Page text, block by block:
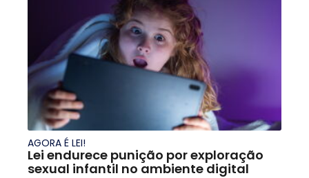
AGORA É LEI!
Lei endurece punição por exploração
sexual infantil no ambiente digital